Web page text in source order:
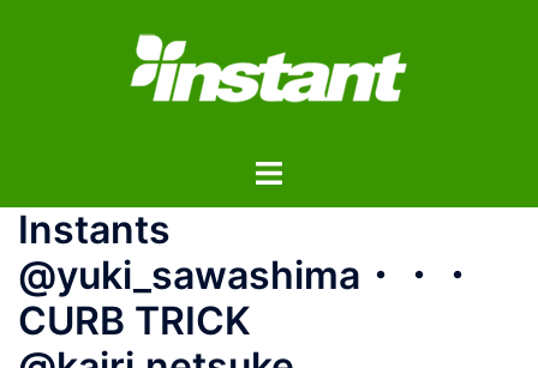
ス
ト
メ
ニ
ー
Instants
@yuki_sawashima・・・
CURB TRICK